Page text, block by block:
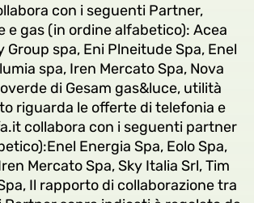
con i seguenti Partner,
e gas (in ordine alfabetico): Acea
Group spa, Eni Plneitude Spa, Enel
spa, Iren Mercato Spa, Nova
di Gesam gas&luce, utilità
riguarda le offerte di telefonia e
collabora con i seguenti partner
Energia Spa, Eolo Spa,
Mercato Spa, Sky Italia Srl, Tim
Il rapporto di collaborazione tra